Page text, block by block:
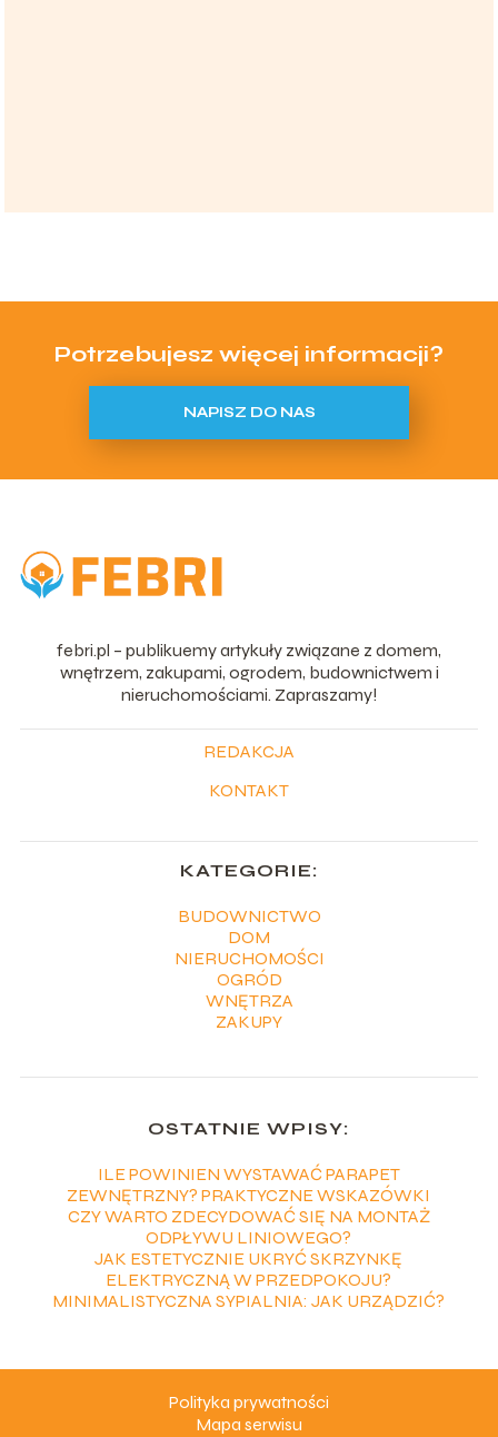
Potrzebujesz więcej informacji?
NAPISZ DO NAS
febri.pl – publikuemy artykuły związane z domem,
wnętrzem, zakupami, ogrodem, budownictwem i
nieruchomościami. Zapraszamy!
REDAKCJA
KONTAKT
KATEGORIE:
BUDOWNICTWO
DOM
NIERUCHOMOŚCI
OGRÓD
WNĘTRZA
ZAKUPY
OSTATNIE WPISY:
ILE POWINIEN WYSTAWAĆ PARAPET
ZEWNĘTRZNY? PRAKTYCZNE WSKAZÓWKI
CZY WARTO ZDECYDOWAĆ SIĘ NA MONTAŻ
ODPŁYWU LINIOWEGO?
JAK ESTETYCZNIE UKRYĆ SKRZYNKĘ
ELEKTRYCZNĄ W PRZEDPOKOJU?
MINIMALISTYCZNA SYPIALNIA: JAK URZĄDZIĆ?
Polityka prywatności
Mapa serwisu